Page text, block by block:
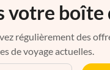
votre
régulièrement des
de voyage actuelles.